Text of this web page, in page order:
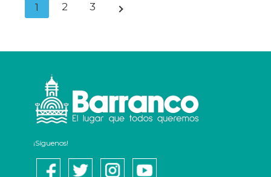
1 2 3
¡Síguenos!